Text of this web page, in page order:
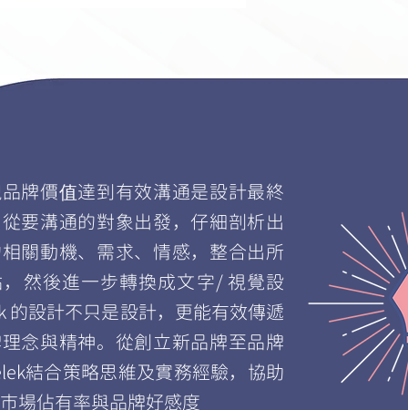
牌價值達到有效溝通是設計最終
要溝通的對象出發，仔細剖析出
關動機、需求、情感，整合出所
然後進一步轉換成文字/ 視覺設
的設計不只是設計，更能有效傳遞
念與精神。從創立新品牌至品牌
結合策略思維及實務經驗，協助
場佔有率與品牌好感度